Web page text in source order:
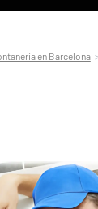
en Barcelona